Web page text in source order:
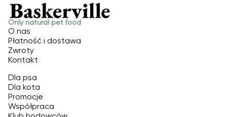
Only natural pet food
O nas
Płatność i dostawa
Zwroty
Kontakt
Dla psa
Dla kota
Promocje
Współpraca